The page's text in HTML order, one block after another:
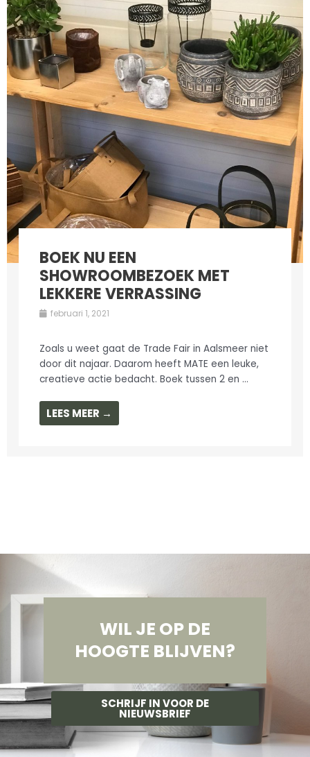
BOEK NU EEN
SHOWROOMBEZOEK MET
LEKKERE VERRASSING
februari 1, 2021
Zoals u weet gaat de Trade Fair in Aalsmeer niet
door dit najaar. Daarom heeft MATE een leuke,
creatieve actie bedacht. Boek tussen 2 en ...
LEES MEER →
WIL JE OP DE
HOOGTE BLIJVEN?
SCHRIJF IN VOOR DE
NIEUWSBRIEF